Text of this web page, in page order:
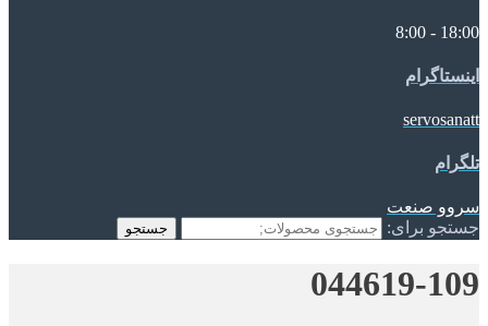
18:00 - 8:00
اینستاگرام
servosanatt
تلگرام
سروو صنعت
جستجو برای:
جستجو
044619-109